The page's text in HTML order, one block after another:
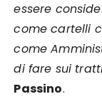
essere
come cartelli
come
di fare sui
Passino.